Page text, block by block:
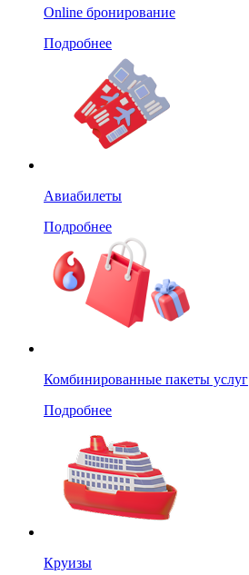
Online бронирование
Подробнее
Авиабилеты
Подробнее
Комбинированные пакеты услуг
Подробнее
Круизы